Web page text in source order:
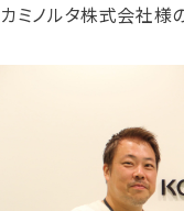
カミノルタ株式会社様